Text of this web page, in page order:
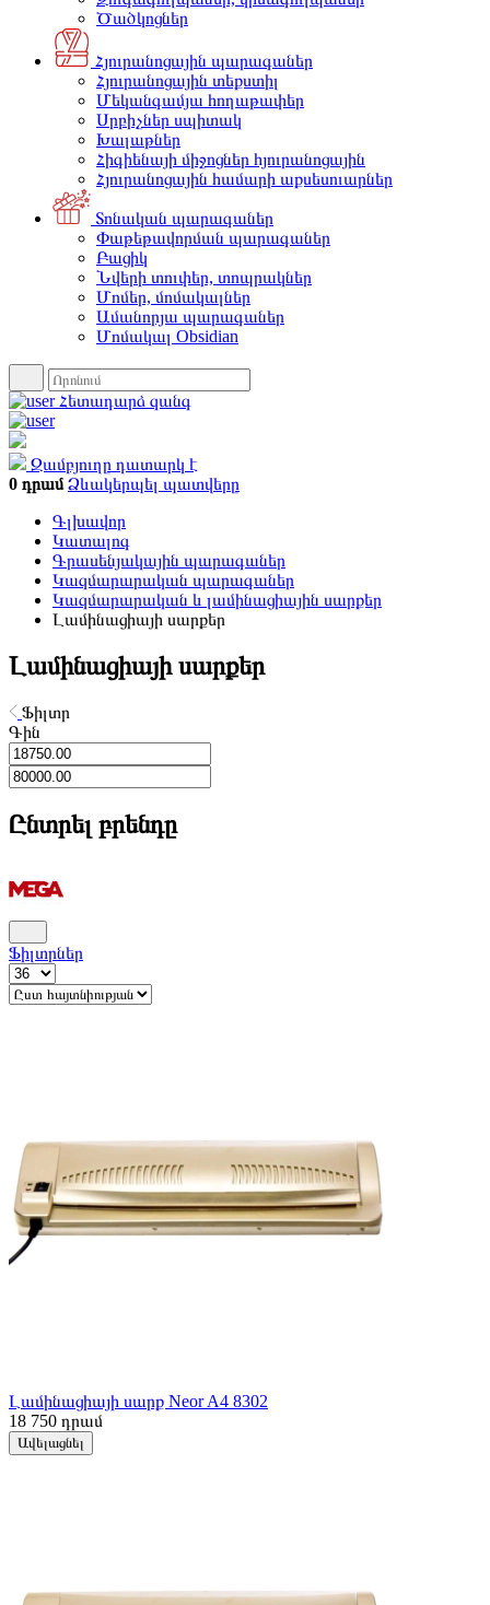
Ծածկոցներ
Հյուրանոցային պարագաներ
Հյուրանոցային տեքստիլ
Մեկանգամյա հողաթափեր
Սրբիչներ սպիտակ
Խալաթներ
Հիգիենայի միջոցներ հյուրանոցային
Հյուրանոցային համարի աքսեսուարներ
Տոնական պարագաներ
Փաթեթավորման պարագաներ
Բացիկ
Նվերի տուփեր, տոպրակներ
Մոմեր, մոմակալներ
Ամանորյա պարագաներ
Մոմակալ Obsidian
Հետադարձ զանգ
Զամբյուղը դատարկ է
0 դրամ Ձևակերպել պատվերը
Գլխավոր
Կատալոգ
Գրասենյակային պարագաներ
Կազմարարական պարագաներ
Կազմարարական և լամինացիային սարքեր
Լամինացիայի սարքեր
Լամինացիայի սարքեր
Ֆիլտր
Գին
Ընտրել բրենդը
Ֆիլտրներ
Լամինացիայի սարք Neor A4 8302
18 750 դրամ
Ավելացնել